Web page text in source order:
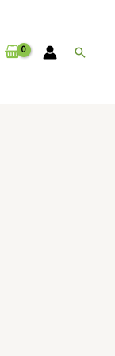
Hledat